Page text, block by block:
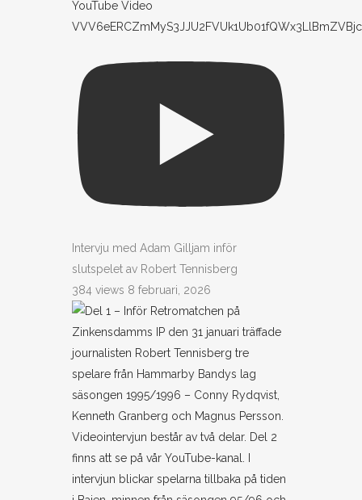
YouTube Video
Intervju med Adam Gilljam inför
slutspelet av Robert Tennisberg
384 views 8 februari, 2026